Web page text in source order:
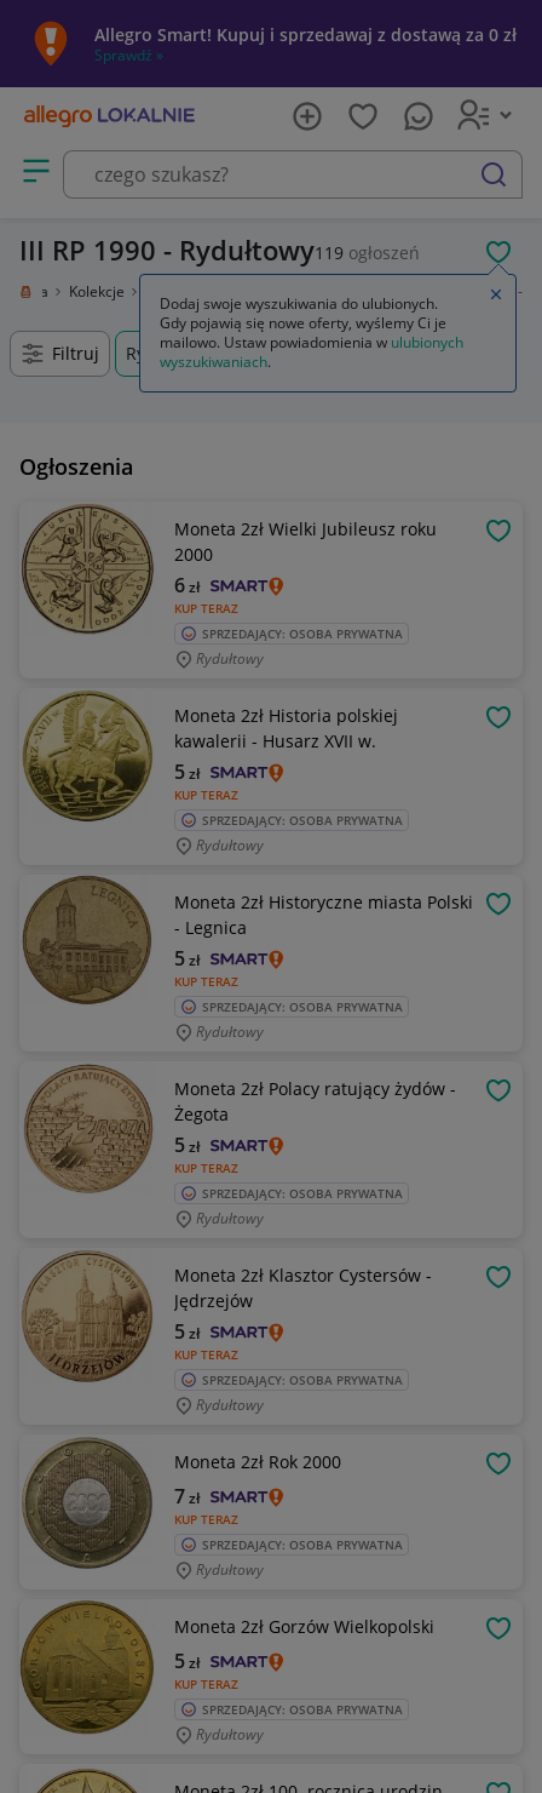
Allegro Smart! Kupuj i sprzedawaj z dostawą za 0 zł
Sprawdź »
Otwórz menu z kategoriami
szukaj
III RP 1990 - Rydułtowy119 ogłoszeń
sztuka Kolekcje III RP 1990 -
Filtruj Rydułtowy, Śląskie, +0 km
Ogłoszenia
Moneta 2zł Wielki Jubileusz roku
2000
KUP TERAZ
6zł
SPRZEDAJĄCY: OSOBA PRYWATNA
Rydułtowy
Moneta 2zł Historia polskiej
kawalerii - Husarz XVII w.
KUP TERAZ
5zł
SPRZEDAJĄCY: OSOBA PRYWATNA
Rydułtowy
Moneta 2zł Historyczne miasta Polski
- Legnica
KUP TERAZ
5zł
SPRZEDAJĄCY: OSOBA PRYWATNA
Rydułtowy
Moneta 2zł Polacy ratujący żydów -
Żegota
KUP TERAZ
5zł
SPRZEDAJĄCY: OSOBA PRYWATNA
Rydułtowy
Moneta 2zł Klasztor Cystersów -
Jędrzejów
KUP TERAZ
5zł
SPRZEDAJĄCY: OSOBA PRYWATNA
Rydułtowy
Moneta 2zł Rok 2000
KUP TERAZ
7zł
SPRZEDAJĄCY: OSOBA PRYWATNA
Rydułtowy
Moneta 2zł Gorzów Wielkopolski
KUP TERAZ
5zł
SPRZEDAJĄCY: OSOBA PRYWATNA
Rydułtowy
Dodaj swoje wyszukiwania do ulubionych.
Gdy pojawią się nowe oferty, wyślemy Ci je
mailowo. Ustaw powiadomienia w ulubionych
wyszukiwaniach.